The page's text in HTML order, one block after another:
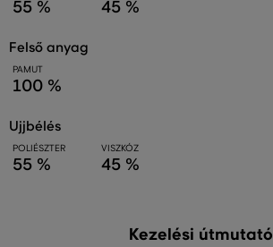
55 % 45 %
felső anyag
PAMUT
100 %
ujjbélés
POLIÉSZTER
55 %
VISZKÓZ
45 %
Kezelési útmutató